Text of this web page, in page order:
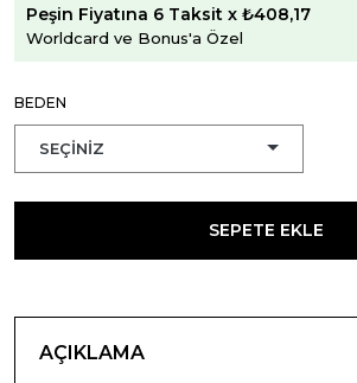
Peşin Fiyatına 6 Taksit x ₺408,17
Worldcard ve Bonus'a Özel
BEDEN
SEPETE EKLE
AÇIKLAMA